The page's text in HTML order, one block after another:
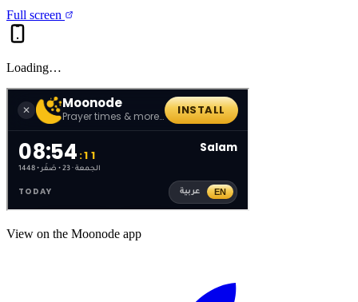
Full screen
Loading…
View on the Moonode app